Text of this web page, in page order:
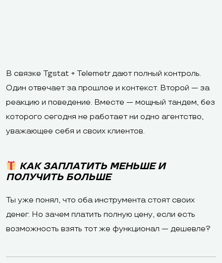
В связке Tgstat + Telemetr дают полный контроль.
Один отвечает за прошлое и контекст. Второй — за
реакцию и поведение. Вместе — мощный тандем, без
которого сегодня не работает ни одно агентство,
уважающее себя и своих клиентов.
КАК ЗАПЛАТИТЬ МЕНЬШЕ И
ПОЛУЧИТЬ БОЛЬШЕ
Ты уже понял, что оба инструмента стоят своих
денег. Но зачем платить полную цену, если есть
возможность взять тот же функционал — дешевле?